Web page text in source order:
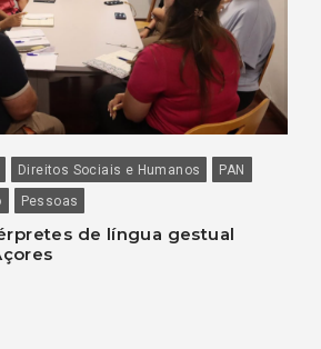
Direitos Sociais e Humanos
PAN
Pessoas
de língua gestual